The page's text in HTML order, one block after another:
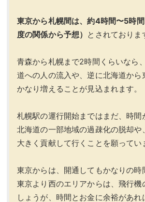
東京から札幌間は、約4時間〜5時
度の関係から予想） とされておりま
青森から札幌まで2時間くらいなら
道への人の流入や、逆に北海道から
かなり増えることが見込まれます。
札幌駅の運行開始まではまだ、時間
北海道の一部地域の過疎化の脱却や
大きく貢献して行くことを願ってい
東京からは、開通してもかなりの時
東京より西のエリアからは、飛行機
しょうが、時間とお金に余裕があれ